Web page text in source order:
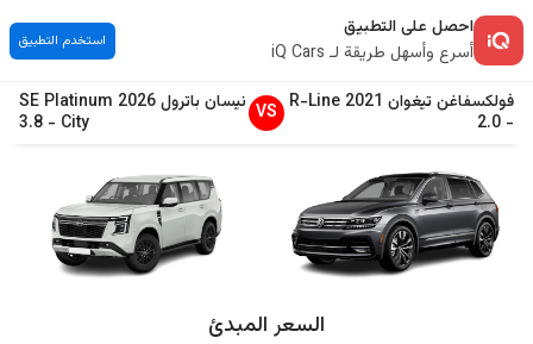
احصل على التطبيق
أسرع وأسهل طريقة لـ iQ Cars
استخدم التطبيق
فولكسفاغنتيغوان 2021
R-Line
-
2.0
VS نيسان باترول2026
SE Platinum
City
-
3.8
السعر المبدئ